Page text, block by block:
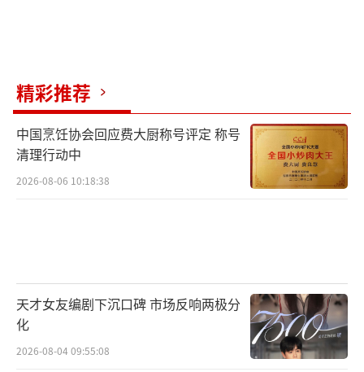
精彩推荐
中国烹饪协会回应费大厨称号评定 称号
清理行动中
2026-08-06 10:18:38
天才女友编剧下沉口碑 市场反响两极分
化
2026-08-04 09:55:08